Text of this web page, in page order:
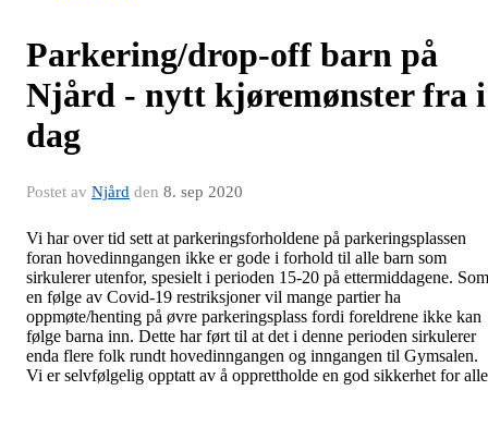
Parkering/drop-off barn på
Njård - nytt kjøremønster fra i
dag
Postet av Njård den 8. sep 2020
Vi har over tid sett at parkeringsforholdene på parkeringsplassen
foran hovedinngangen ikke er gode i forhold til alle barn som
sirkulerer utenfor, spesielt i perioden 15-20 på ettermiddagene. Som
en følge av Covid-19 restriksjoner vil mange partier ha
oppmøte/henting på øvre parkeringsplass fordi foreldrene ikke kan
følge barna inn. Dette har ført til at det i denne perioden sirkulerer
enda flere folk rundt hovedinngangen og inngangen til Gymsalen.
Vi er selvfølgelig opptatt av å opprettholde en god sikkerhet for